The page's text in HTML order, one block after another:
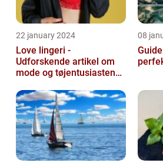
22 january 2024
Love lingeri -
Udforskende artikel om
mode og tøjentusiastens
08